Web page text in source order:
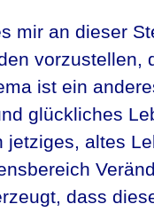
mir an dieser
vorzustellen,
ist ein
glückliches
jetziges, altes
dass